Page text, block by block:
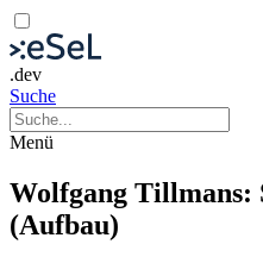
.dev
Suche
Menü
Wolfgang Tillmans:
(Aufbau)